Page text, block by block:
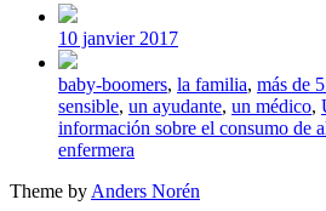
Post
date
10 janvier 2017
Tagged
with
baby-boomers, la familia, más de
sensible, un ayudante, un médico,
información sobre el consumo de
enfermera
Theme by Anders Norén